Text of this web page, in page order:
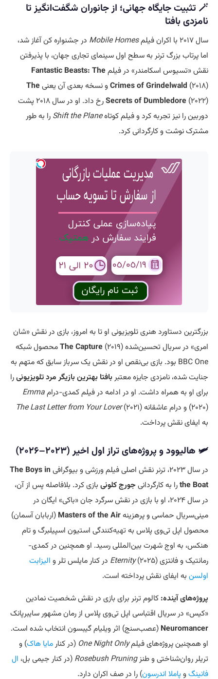
🪄 تثبیت جایگاه جهانی؛ از جانوران شگفت‌انگیز تا
نامزدی بافتا
سال ۲۰۱۷ با اکران فیلم Mobile Homes در جشنواره کن آغاز شد،
اما پرتاب بزرگ ترنر به سطح اول سینمای تجاری جهان، با پذیرفتن
نقش «تسیوس اسکامندر» در فیلم Fantastic Beasts: The
Crimes of Grindelwald (۲۰۱۸) و نسخه بعدی آن یعنی
The
Secrets of Dumbledore
(۲۰۲۲) رخ داد. او در سال ۲۰۱۸ پشت
دوربین را نیز تجربه کرد و فیلم کوتاهShift the Plane را به طور
مشترک نوشت و کارگردانی کرد.
بزرگترین دستاورد هنری تلویزیونی او تا به امروز، بازی در نقش «شان
امری» در سریال تحسین‌شده
The Capture(۲۰۱۹) محصول شبکه
BBC One بود. بازی بی‌نقص او در نقش یک سرباز سابق که متهم به
جنایت شده، نامزدی جایزه معتبر بافتا بهترین بازیگر مرد تلویزیونیرا
برای او به همراه داشت. او در ادامه در فیلم کمدی-درامEmma
(۲۰۲۰) و درام عاشقانه
The Last Letter from Your Lover(۲۰۲۱)
به ایفای نقش پرداخت.
🛩️ هالیوود و پروژه‌های تراز اول اخیر (۲۰۲۳–۲۰۲۶)
در سال ۲۰۲۳، ترنر نقش اصلی فیلم ورزشی و بیوگرافی
The Boys in
the Boatرا به کارگردانیجورج کلونی بازی کرد. بلافاصله پس از آن،
در سال ۲۰۲۴، او با بازی در نقش سرگرد جان «باکی» ایگان در
مینی‌سریال حماسی و پرهزینهMasters of the Air (اربابان آسمان)
محصول اپل تی‌وی پلاس به تهیه‌کنندگی استیون اسپیلبرگ و تام
هنکس، به اوج شهرت بین‌المللی رسید. او همچنین در کمدی-
رمانتیک و فانتزی
Eternity(۲۰۲۵) در کنار مایلس تلر و
الیزابت
اولسن به ایفای نقش پرداخته است.
پروژه‌های آینده: کالوم ترنر برای بازی در نقش شخصیت نمادین
«کیس» در سریال اقتباسی اپل تی‌وی پلاس از رمان مشهور سایبرپانک
Neuromancer (عصب‌سنج) اثر ویلیام گیبسون انتخاب شده است.
او همچنین پروژه‌های فیلمOne Night Only (در کنارمایا هاک) و
تریلر روان‌شناختی و طنزRosebush Pruning (در کنار جیمی بل، ال
فانینگوپاملا اندرسون) را در صف اکران دارد.